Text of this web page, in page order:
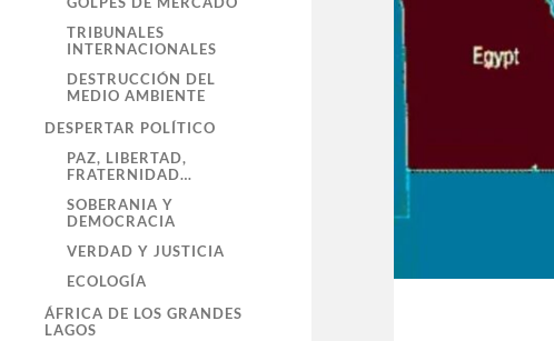
TRIBUNALES
INTERNACIONALES
DESTRUCCIÓN DEL
MEDIO AMBIENTE
DESPERTAR POLÍTICO
PAZ, LIBERTAD,
FRATERNIDAD…
SOBERANIA Y
DEMOCRACIA
VERDAD Y JUSTICIA
ECOLOGÍA
ÁFRICA DE LOS GRANDES
LAGOS